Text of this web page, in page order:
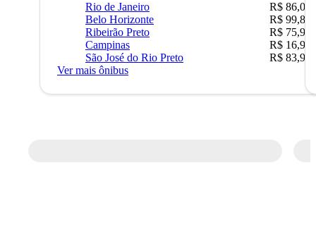
Rio de Janeiro
R$ 86,00
Belo Horizonte
R$ 99,89
Ribeirão Preto
R$ 75,90
Campinas
R$ 16,90
São José do Rio Preto
R$ 83,90
Ver mais ônibus